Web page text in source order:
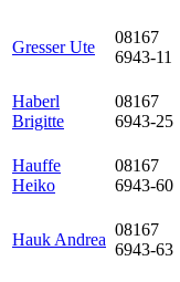
Gresser Ute
08167
6943-11
Haberl
Brigitte
08167
6943-25
Hauffe
Heiko
08167
6943-60
Hauk Andrea
08167
6943-63